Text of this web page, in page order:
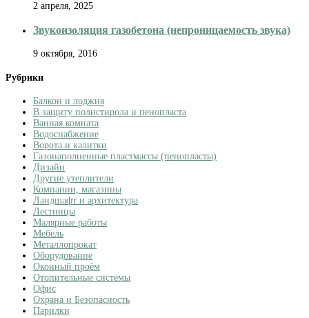
2 апреля, 2025
Звукоизоляция газобетона (непроницаемость звука)
9 октября, 2016
Рубрики
Балкон и лоджия
В защиту полистирола и пенопласта
Ванная комната
Водоснабжение
Ворота и калитки
Газонаполненные пластмассы (пенопласты)
Дизайн
Другие утеплители
Компании, магазины
Ландшафт и архитектура
Лестницы
Малярные работы
Мебель
Металлопрокат
Оборудование
Оконный проём
Отопительные системы
Офис
Охрана и Безопасность
Парилки